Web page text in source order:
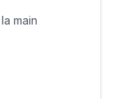
main